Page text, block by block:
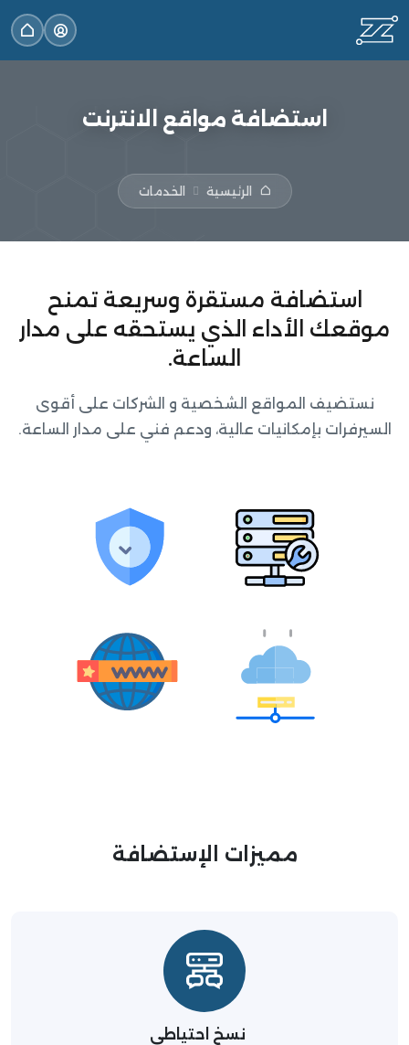
استضافة مواقع الانترنت
الرئيسية الخدمات
استضافة مستقرة وسريعة تمنح
موقعك الأداء الذي يستحقه على مدار
الساعة.
نستضيف المواقع الشخصية و الشركات على أقوى
السيرفرات بإمكانيات عالية، ودعم فني على مدار الساعة.
مميزات الإستضافة
نسخ احتياطي